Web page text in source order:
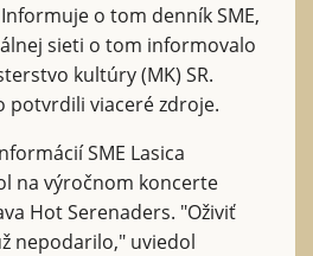
Informuje o tom denník SME,
sieti o tom informovalo
kultúry (MK) SR.
potvrdili viaceré zdroje.
SME Lasica
na výročnom koncerte
Hot Serenaders. "Oživiť
nepodarilo," uviedol